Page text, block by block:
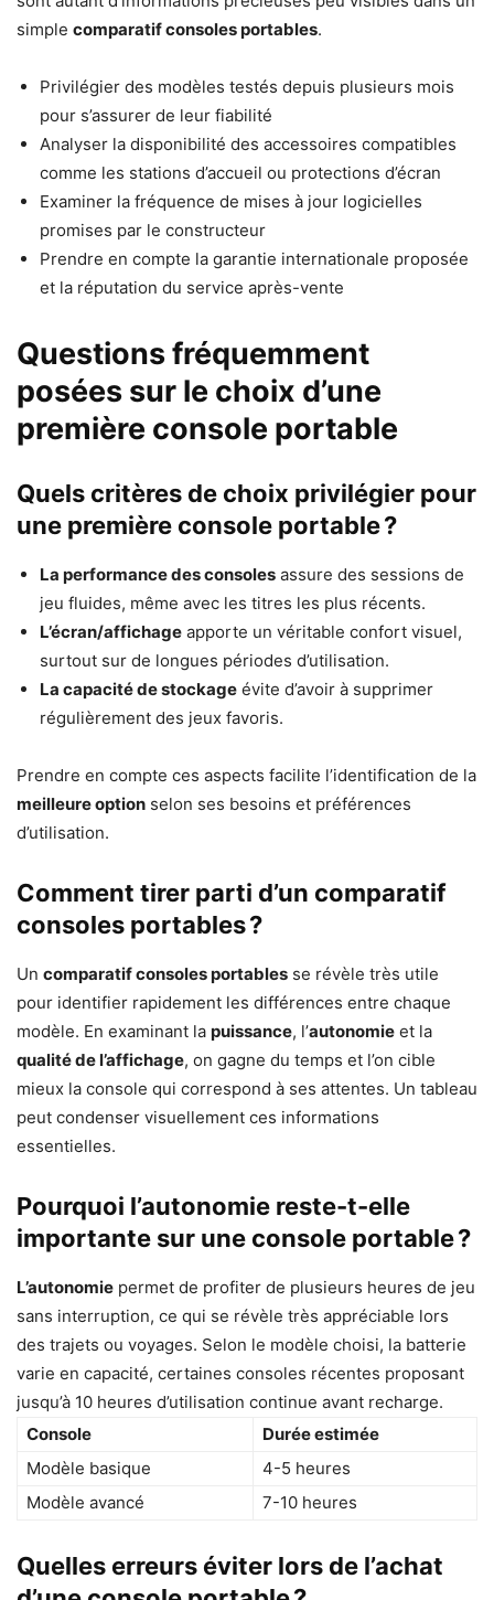
simple comparatif consoles portables.
Privilégier des modèles testés depuis plusieurs mois
pour s’assurer de leur fiabilité
Analyser la disponibilité des accessoires compatibles
comme les stations d’accueil ou protections d’écran
Examiner la fréquence de mises à jour logicielles
promises par le constructeur
Prendre en compte la garantie internationale proposée
et la réputation du service après-vente
Questions fréquemment
posées sur le choix d’une
première console portable
Quels critères de choix privilégier pour
une première console portable ?
La performance des consoles assure des sessions de
jeu fluides, même avec les titres les plus récents.
L’écran/affichage apporte un véritable confort visuel,
surtout sur de longues périodes d’utilisation.
La capacité de stockage évite d’avoir à supprimer
régulièrement des jeux favoris.
Prendre en compte ces aspects facilite l’identification de la
meilleure option selon ses besoins et préférences
d’utilisation.
Comment tirer parti d’un comparatif
consoles portables ?
Un comparatif consoles portables se révèle très utile
pour identifier rapidement les différences entre chaque
modèle. En examinant la puissance, l’autonomie et la
qualité de l’affichage, on gagne du temps et l’on cible
mieux la console qui correspond à ses attentes. Un tableau
peut condenser visuellement ces informations
essentielles.
Pourquoi l’autonomie reste-t-elle
importante sur une console portable ?
L’autonomie permet de profiter de plusieurs heures de jeu
sans interruption, ce qui se révèle très appréciable lors
des trajets ou voyages. Selon le modèle choisi, la batterie
varie en capacité, certaines consoles récentes proposant
jusqu’à 10 heures d’utilisation continue avant recharge.
Console
Durée estimée
Modèle basique
4-5 heures
Modèle avancé
7-10 heures
Quelles erreurs éviter lors de l’achat